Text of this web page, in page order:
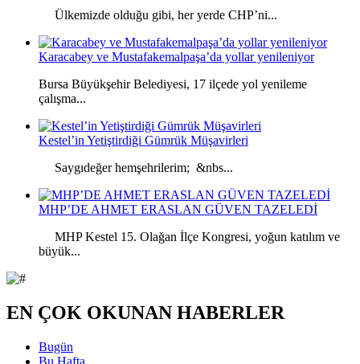
Ülkemizde olduğu gibi, her yerde CHP’ni...
Karacabey ve Mustafakemalpaşa’da yollar yenileniyor
Bursa Büyükşehir Belediyesi, 17 ilçede yol yenileme
çalışma...
Kestel’in Yetiştirdiği Gümrük Müşavirleri
Saygıdeğer hemşehrilerim; &nbs...
MHP’DE AHMET ERASLAN GÜVEN TAZELEDİ
MHP Kestel 15. Olağan İlçe Kongresi, yoğun katılım ve
büyük...
EN ÇOK OKUNAN HABERLER
Bugün
Bu Hafta